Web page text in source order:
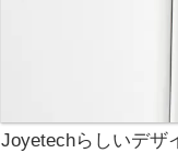
Joyetechらしいデザ